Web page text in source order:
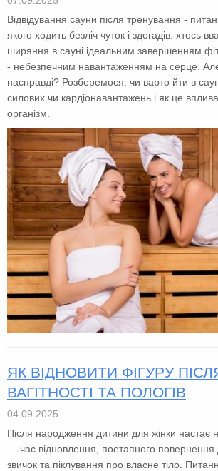
Відвідування сауни після тренування -
якого ходить безліч чуток і здогадів: хтось
ширяння в сауні ідеальним завершенням
- небезпечним навантаженням на серце.
насправді? Розберемося: чи варто йти в
силових чи кардіонавантажень і як це
організм.
ЯК ВІДНОВИТИ ФІГУРУ
ВАГІТНОСТІ ТА ПОЛОГІВ
04.09.2025
Після народження дитини для жінки настає
— час відновлення, поетапного повернення
звичок та піклування про власне тіло.